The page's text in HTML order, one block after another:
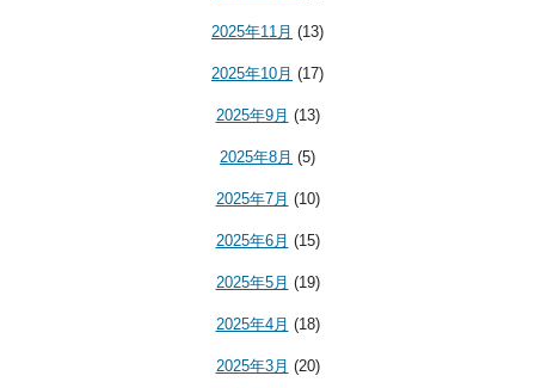
2025年11月 (13)
2025年10月 (17)
2025年9月 (13)
2025年8月 (5)
2025年7月 (10)
2025年6月 (15)
2025年5月 (19)
2025年4月 (18)
2025年3月 (20)